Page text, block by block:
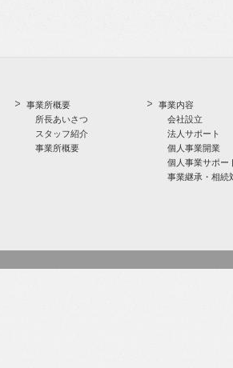
事業所概要
所長あいさつ
スタッフ紹介
事業所概要
事業内容
会社設立
法人サポート
個人事業開業
個人事業サポー
事業継承・相続